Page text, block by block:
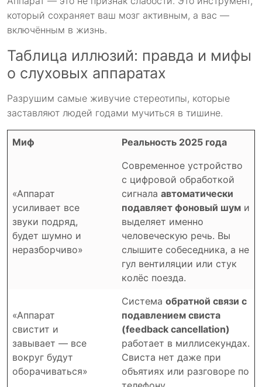
который сохраняет ваш мозг активным, а вас —
включённым в жизнь.
Таблица иллюзий: правда и мифы
о слуховых аппаратах
Разрушим самые живучие стереотипы, которые
заставляют людей годами мучиться в тишине.
Миф Реальность 2025 года
«Аппарат
усиливает все
звуки подряд,
будет шумно и
неразборчиво»
Современное устройство
с цифровой обработкой
сигнала автоматически
подавляет фоновый шум и
выделяет именно
человеческую речь. Вы
слышите собеседника, а не
гул вентиляции или стук
колёс поезда.
«Аппарат
свистит и
завывает — все
вокруг будут
оборачиваться»
Система обратной связи с
подавлением свиста
(feedback cancellation)
работает в миллисекундах.
Свиста нет даже при
объятиях или разговоре по